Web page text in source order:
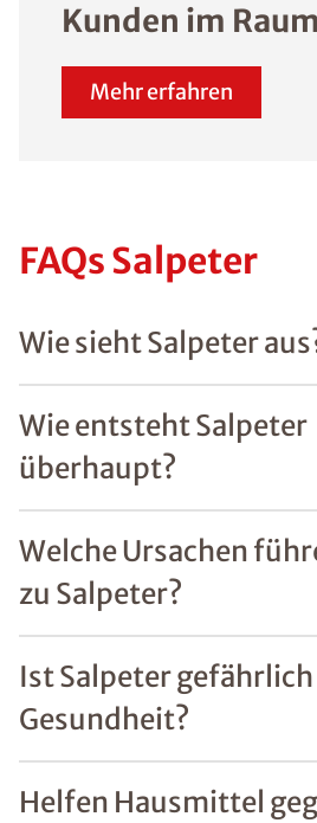
Kunden im
Mehr erfahren
FAQs Salpeter
Wie sieht Salpeter
Wie entsteht Salpeter
überhaupt?
Welche Ursachen
zu Salpeter?
Ist Salpeter
Gesundheit?
Helfen Hausmittel